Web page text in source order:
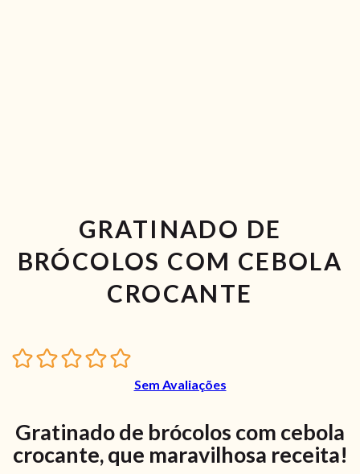
GRATINADO DE
BRÓCOLOS COM CEBOLA
CROCANTE
Sem Avaliações
Gratinado de brócolos com cebola
crocante, que maravilhosa receita!